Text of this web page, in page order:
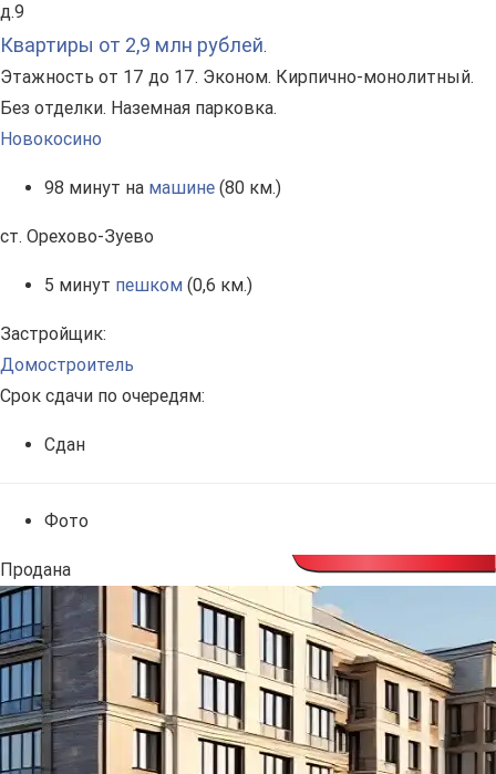
д.9
Квартиры от 2,9 млн рублей.
Этажность от 17 до 17. Эконом. Кирпично-монолитный.
Без отделки. Наземная парковка.
Новокосино
98 минут на машине (80 км.)
ст. Орехово-Зуево
5 минут пешком (0,6 км.)
Застройщик:
Домостроитель
Срок сдачи по очередям:
Сдан
Фото
Продана